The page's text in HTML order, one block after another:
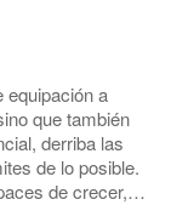
equipación a
que también
derriba las
de lo posible.
de crecer,